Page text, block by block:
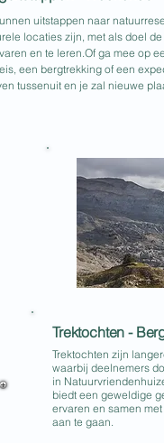
uitstappen naar
locaties zijn, met als doel
en te leren.​Of ga mee op
een bergtrekking of een
tussenuit en je zal nieuwe
Trektochten -
Trektochten zijn
waarbij deelnemers
in
biedt een geweldige
ervaren en samen
aan te gaan.